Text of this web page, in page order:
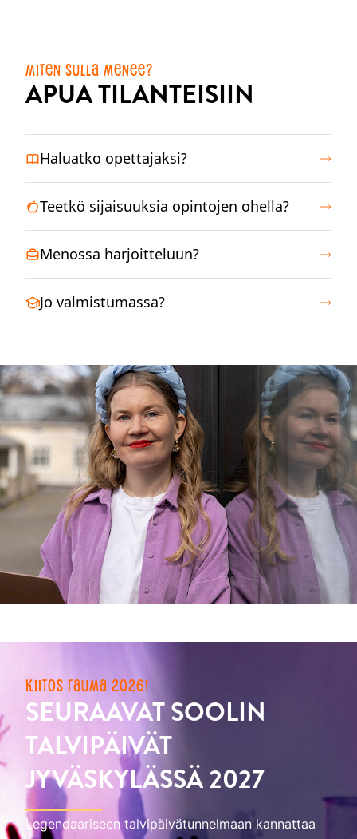
APUA TILANTEISIIN
MITEN SULLA MENEE?
Haluatko opettajaksi?
Teetkö sijaisuuksia opintojen ohella?
Menossa harjoitteluun?
Jo valmistumassa?
SEURAAVAT SOOLIN
TALVIPÄIVÄT
JYVÄSKYLÄSSÄ 2027
KIITOS RAUMA 2026!
Legendaariseen talvipäivätunnelmaan kannattaa